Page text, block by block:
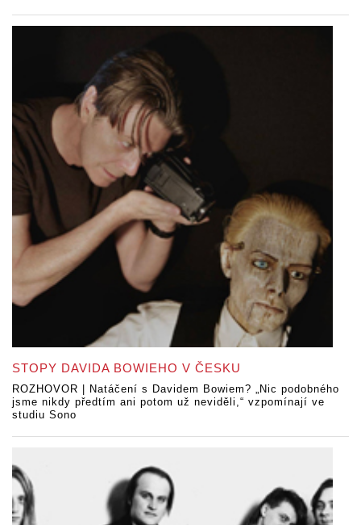
STOPY DAVIDA BOWIEHO V ČESKU
ROZHOVOR | Natáčení s Davidem Bowiem? „Nic podobného
jsme nikdy předtím ani potom už neviděli,“ vzpomínají ve
studiu Sono